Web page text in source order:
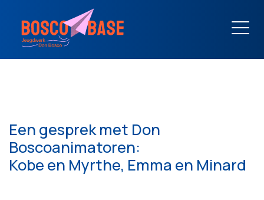
Een gesprek met Don
Boscoanimatoren:
Kobe en Myrthe, Emma en Minard